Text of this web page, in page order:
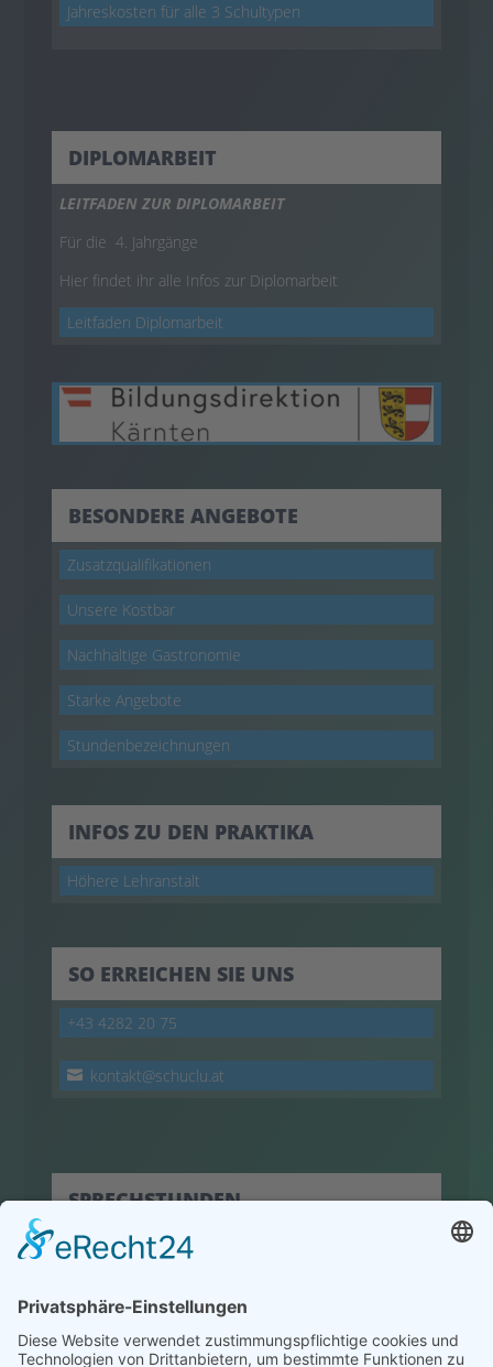
Jahreskosten für alle 3 Schultypen
DIPLOMARBEIT
LEITFADEN ZUR DIPLOMARBEIT
Für die 4. Jahrgänge
Hier findet ihr alle Infos zur Diplomarbeit
Leitfaden Diplomarbeit
BESONDERE ANGEBOTE
Zusatzqualifikationen
Unsere Kostbar
Nachhaltige Gastronomie
Starke Angebote
Stundenbezeichnungen
INFOS ZU DEN PRAKTIKA
Höhere Lehranstalt
SO ERREICHEN SIE UNS
+43 4282 20 75
kontakt@schuclu.at
SPRECHSTUNDEN
hier klicken